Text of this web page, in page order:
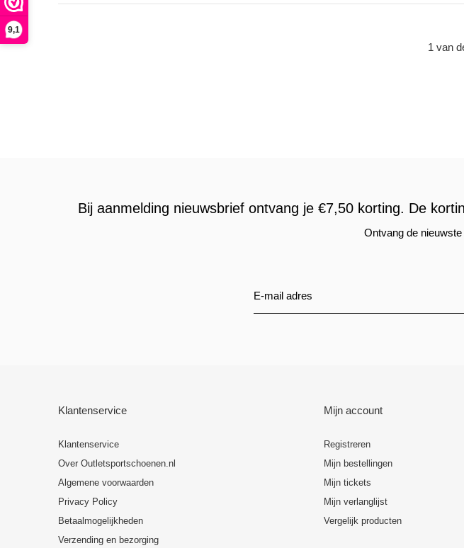
9,1
1 van
Bij aanmelding nieuwsbrief ontvang je €7,50 korting. De
Ontvang de
Klantenservice
Klantenservice
Over Outletsportschoenen.nl
Algemene voorwaarden
Privacy Policy
Betaalmogelijkheden
Verzending en bezorging
Mijn account
Registreren
Mijn bestellingen
Mijn tickets
Mijn verlanglijst
Vergelijk producten